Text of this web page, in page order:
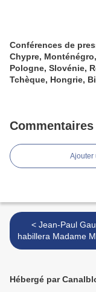
Conférences de
Chypre,
Pologne, Slovénie,
Tchèque, Hongrie,
Commentaires
Ajouter
< Jean-Paul Gaultier
habillera Madame
pour
Hébergé par